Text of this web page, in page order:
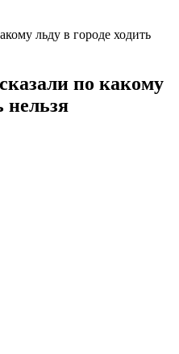
льду в городе ходить
по какому
нельзя